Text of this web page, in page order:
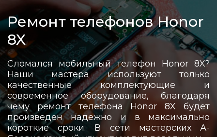
Ремонт телефонов Honor
8X
Сломался мобильный телефон Honor 8X?
Наши мастера используют только
качественные комплектующие и
современное оборудование, благодаря
чему ремонт телефона Honor 8X будет
произведен надежно и в максимально
короткие сроки. В сети мастерских А-